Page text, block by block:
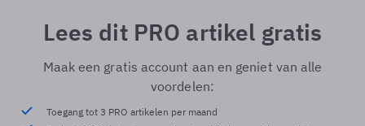
Lees dit PRO artikel gratis
Maak een gratis account aan en geniet van alle
voordelen:
Toegang tot 3 PRO artikelen per maand